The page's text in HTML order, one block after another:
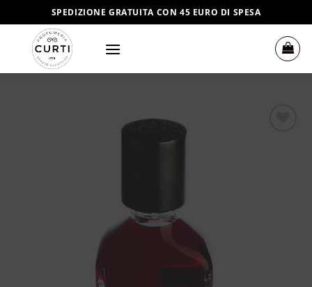
ai
contenuti
SPEDIZIONE GRATUITA CON 45 EURO DI SPESA